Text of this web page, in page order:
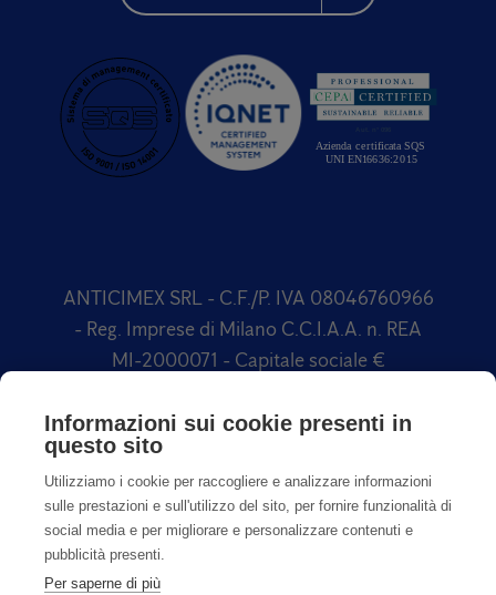
ANTICIMEX SRL - C.F./P. IVA 08046760966
- Reg. Imprese di Milano C.C.I.A.A. n. REA
MI-2000071 - Capitale sociale €
coordinamento di Anticimex International
Informazioni sui cookie presenti in
questo sito
Utilizziamo i cookie per raccogliere e analizzare informazioni
sulle prestazioni e sull'utilizzo del sito, per fornire funzionalità di
social media e per migliorare e personalizzare contenuti e
pubblicità presenti.
Per saperne di più